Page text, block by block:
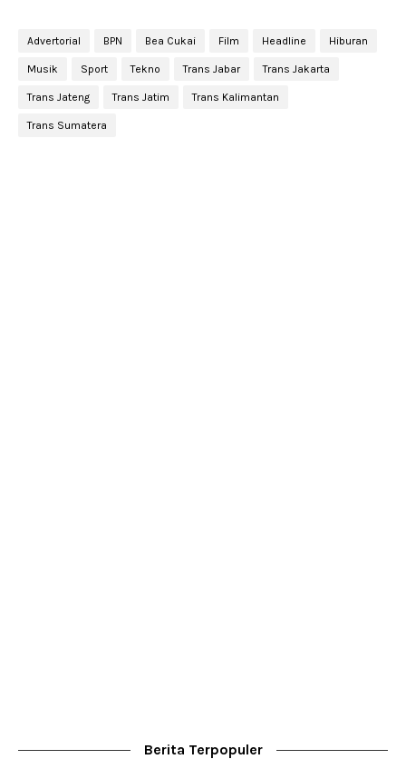
Advertorial BPN Bea Cukai Film Headline Hiburan
Musik Sport Tekno Trans Jabar Trans Jakarta
Trans Jateng Trans Jatim Trans Kalimantan
Trans Sumatera
Berita Terpopuler